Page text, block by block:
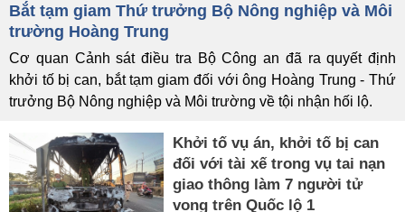
Bắt tạm giam Thứ trưởng Bộ Nông nghiệp và Môi
trường Hoàng Trung
Cơ quan Cảnh sát điều tra Bộ Công an đã ra quyết định
khởi tố bị can, bắt tạm giam đối với ông Hoàng Trung - Thứ
trưởng Bộ Nông nghiệp và Môi trường về tội nhận hối lộ.
Khởi tố vụ án, khởi tố bị can
đối với tài xế trong vụ tai nạn
giao thông làm 7 người tử
vong trên Quốc lộ 1